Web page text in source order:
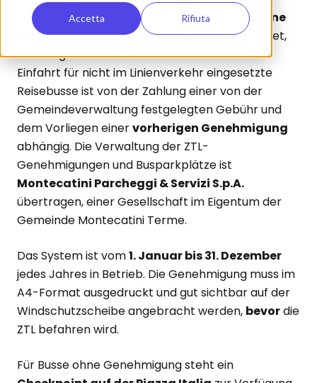
Accetta Rifiuta
Die Gemeinde Montecatini Terme hat eine
Zone
mit beschränktem Verkehr (ZTL)eingerichtet,
die das gesamte Stadtzentrum umfasst. Die
Einfahrt für nicht im Linienverkehr eingesetzte
Reisebusse ist von der Zahlung einer von der
Gemeindeverwaltung festgelegten Gebühr und
dem Vorliegen einervorherigen Genehmigung
abhängig. Die Verwaltung der ZTL-
Genehmigungen und Busparkplätze ist
Montecatini Parcheggi & Servizi S.p.A.
übertragen, einer Gesellschaft im Eigentum der
Gemeinde Montecatini Terme.
Das System ist vom1. Januar bis 31. Dezember
jedes Jahres in Betrieb. Die Genehmigung muss im
A4-Format ausgedruckt und gut sichtbar auf der
Windschutzscheibe angebracht werden, bevordie
ZTL befahren wird.
Für Busse ohne Genehmigung steht ein